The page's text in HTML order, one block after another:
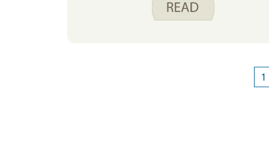
nous approchons des vacances
1